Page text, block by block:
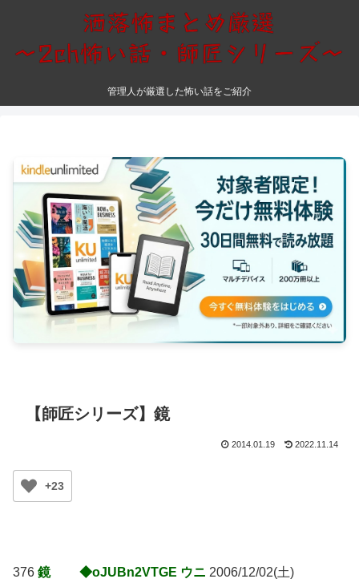
管理人が厳選した怖い話をご紹介
【師匠シリーズ】鏡
2014.01.19 2022.11.14
+23
376 鏡 ◆oJUBn2VTGE ウニ 2006/12/02(土)